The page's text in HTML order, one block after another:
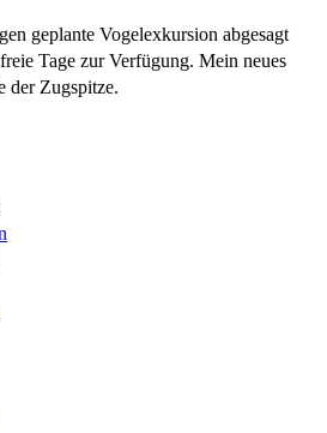
geplante Vogelexkursion abgesagt
Tage zur Verfügung. Mein neues
der Zugspitze.